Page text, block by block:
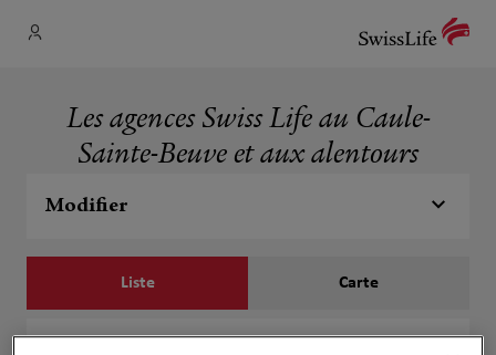
Les agences Swiss Life au Caule-
Sainte-Beuve et aux alentours
Modifier
Liste Carte